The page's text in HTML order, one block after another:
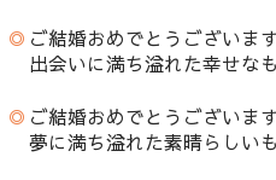
◎ ご結婚おめでとうございま
出会いに満ち溢れた幸せな
◎ ご結婚おめでとうございま
夢に満ち溢れた素晴らしい